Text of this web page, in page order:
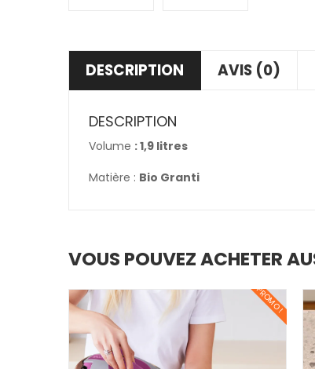
DESCRIPTION AVIS (0)
DESCRIPTION
Volume : 1,9 litres
Matière : Bio Granti
VOUS POUVEZ ACHETER
PROMO !